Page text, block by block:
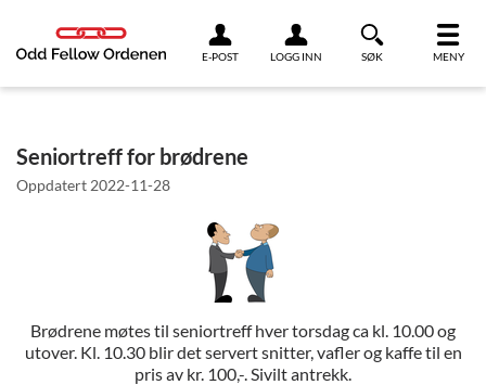
E-POST LOGG INN SØK MENY
Seniortreff for brødrene
Oppdatert 2022-11-28
Brødrene møtes til seniortreff hver torsdag ca kl. 10.00 og
utover. Kl. 10.30 blir det servert snitter, vafler og kaffe til en
pris av kr. 100,-. Sivilt antrekk.